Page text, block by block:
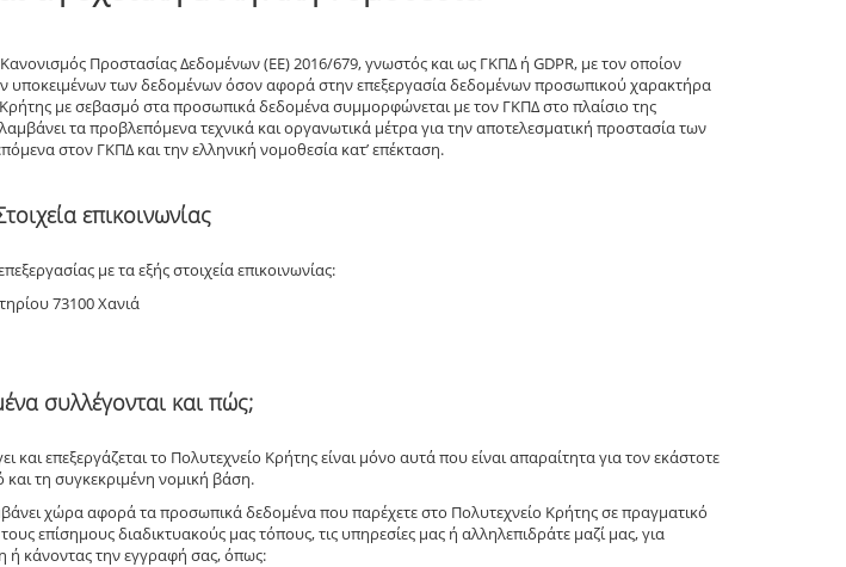
Προστασίας Δεδομένων (ΕΕ) 2016/679, γνωστός και ως ΓΚΠΔ ή GDPR, με τον οποίον
υποκειμένων των δεδομένων όσον αφορά στην επεξεργασία δεδομένων προσωπικού χαρακτήρα
με σεβασμό στα προσωπικά δεδομένα συμμορφώνεται με τον ΓΚΠΔ στο πλαίσιο της
τα προβλεπόμενα τεχνικά και οργανωτικά μέτρα για την αποτελεσματική προστασία των
στον ΓΚΠΔ και την ελληνική νομοθεσία κατ’ επέκταση.
επικοινωνίας
με τα εξής στοιχεία επικοινωνίας:
Ακρωτηρίου 73100 Χανιά
συλλέγονται και πώς;
επεξεργάζεται το Πολυτεχνείο Κρήτης είναι μόνο αυτά που είναι απαραίτητα για τον εκάστοτε
τη συγκεκριμένη νομική βάση.
χώρα αφορά τα προσωπικά δεδομένα που παρέχετε στο Πολυτεχνείο Κρήτης σε πραγματικό
επίσημους διαδικτυακούς μας τόπους, τις υπηρεσίες μας ή αλληλεπιδράτε μαζί μας, για
ή κάνοντας την εγγραφή σας, όπως: